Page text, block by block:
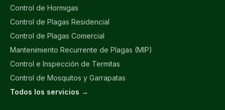
Control de Hormigas
Control de Plagas Residencial
Control de Plagas Comercial
Mantenimiento Recurrente de Plagas (MIP)
Control e Inspección de Termitas
Control de Mosquitos y Garrapatas
Todos los servicios →